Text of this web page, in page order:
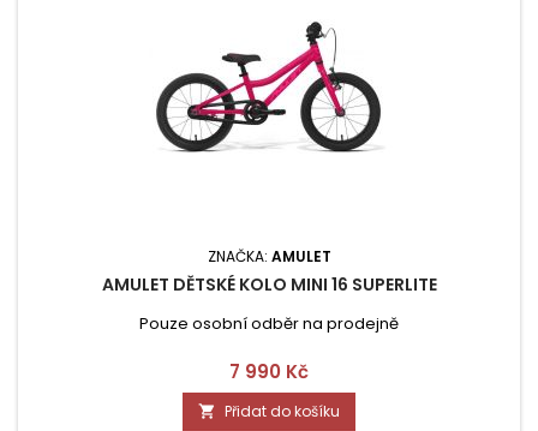
ZNAČKA: AMULET
AMULET DĚTSKÉ KOLO MINI 16 SUPERLITE
Pouze osobní odběr na prodejně
Cena
7 990 Kč
 Přidat do košíku